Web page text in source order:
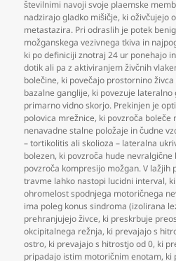
številnimi navoji svoje plaemske
nadzirajo gladko mišičje, ki oživčujejo
metastazira. Pri odraslih je potek
možganskega vezivnega tkiva in
ki po definiciji znotraj 24 ur ponehajo
dotik ali pa z aktiviranjem živčnih
bolečine, ki povečajo prostornino
bazalne ganglije, ki povezuje
primarno vidno skorjo. Prekinjen je
polovica mrežnice, ki povzroča boleče
nenavadne stalne položaje in čudne
– tortikolitis ali skolioza – lateralna
bolezen, ki povzroča hude nevralgične
povzroča kompresijo možgan. V
travme lahko nastopi lucidni interval,
ohromelost spodnjega motoričnega
ima poleg konus sindroma (izolirana
prehranjujejo živce, ki preskrbuje
okcipitalnega režnja, ki prevajajo s
ostro, ki prevajajo s hitrostjo od 0, ki
pripadajo istim motoričnim enotam, ki